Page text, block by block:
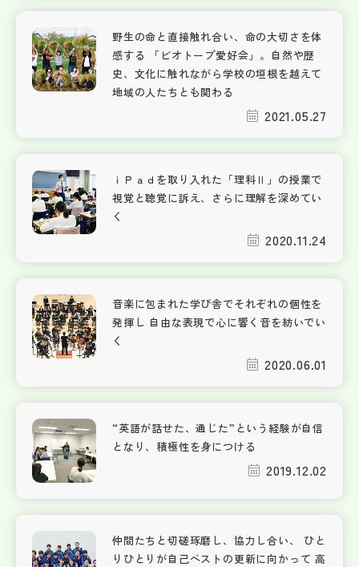
野生の命と直接触れ合い、命の大切さを体
感する 「ビオトープ愛好会」。自然や歴
史、文化に触れながら学校の垣根を越えて
地域の人たちとも関わる
2021.05.27
ｉＰａｄを取り入れた「理科Ⅱ」の授業で
視覚と聴覚に訴え、さらに理解を深めてい
く
2020.11.24
音楽に包まれた学び舎でそれぞれの個性を
発揮し 自由な表現で心に響く音を紡いでい
く
2020.06.01
“英語が話せた、通じた”という経験が自信
となり、積極性を身につける
2019.12.02
仲間たちと切磋琢磨し、協力し合い、 ひと
りひとりが自己ベストの更新に向かって 高